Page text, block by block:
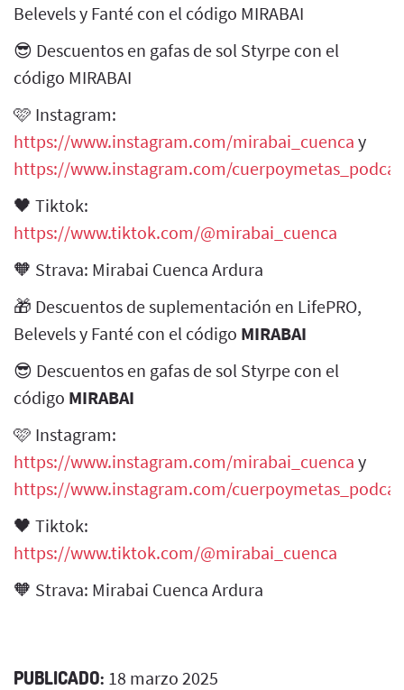
Belevels y Fanté con el código MIRABAI
😎 Descuentos en gafas de sol Styrpe con el
código MIRABAI
🩷 Instagram:
https://www.instagram.com/mirabai_cuenca y
https://www.instagram.com/
🖤 Tiktok:
https://www.tiktok.com/@mirabai_cuenca
🧡 Strava: Mirabai Cuenca Ardura
🎁 Descuentos de suplementación en LifePRO,
Belevels y Fanté con el código MIRABAI
😎 Descuentos en gafas de sol Styrpe con el
código MIRABAI
🩷 Instagram:
https://www.instagram.com/mirabai_cuenca y
https://www.instagram.com/
🖤 Tiktok:
https://www.tiktok.com/@mirabai_cuenca
🧡 Strava: Mirabai Cuenca Ardura
PUBLICADO: 18 marzo 2025